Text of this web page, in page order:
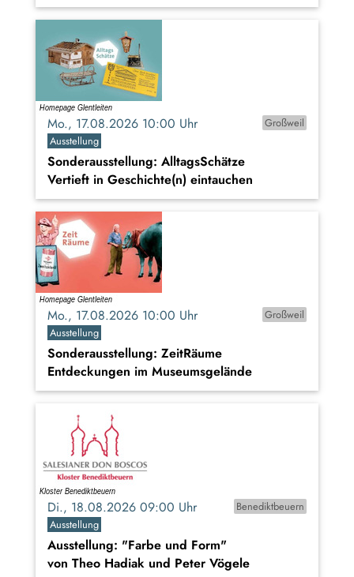
Mo., 17.08.2026 10:00 Uhr
Großweil
Ausstellung
Sonderausstellung: AlltagsSchätze
Vertieft in Geschichte(n) eintauchen
Mo., 17.08.2026 10:00 Uhr
Großweil
Ausstellung
Sonderausstellung: ZeitRäume
Entdeckungen im Museumsgelände
Di., 18.08.2026 09:00 Uhr
Benediktbeuern
Ausstellung
Ausstellung: "Farbe und Form"
von Theo Hadiak und Peter Vögele